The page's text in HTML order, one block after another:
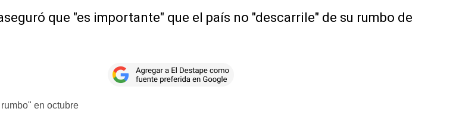
que "es importante" que el país no "descarrile" de su rumbo de